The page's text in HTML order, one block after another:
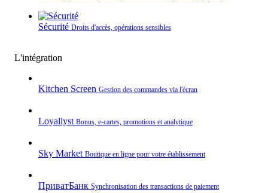
Sécurité Droits d'accès, opérations sensibles
L'intégration
Kitchen Screen Gestion des commandes via l'écran
Loyallyst Bonus, e‑cartes, promotions et analytique
Sky Market Boutique en ligne pour votre établissement
ПриватБанк Synchronisation des transactions de paiement